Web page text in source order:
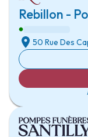
Rebillon -
50 Rue Des